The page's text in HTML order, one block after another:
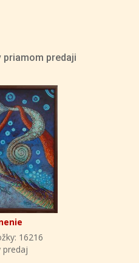
priamom predaji
16216
predaj